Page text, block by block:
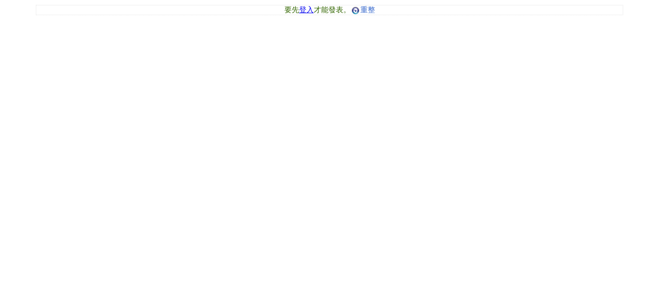
要先登入 才能發表。 重整